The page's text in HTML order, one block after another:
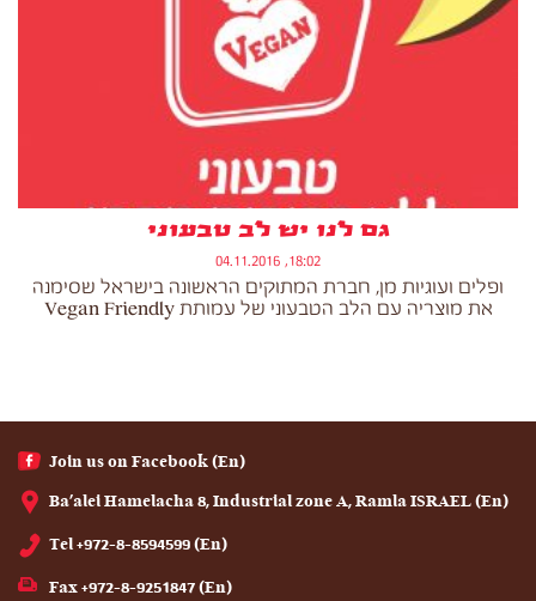
גם לנו יש לב טבעוני
18:02, 04.11.2016
ופלים ועוגיות מן, חברת המתוקים הראשונה בישראל שסימנה
את מוצריה עם הלב הטבעוני של עמותת Vegan Friendly
(En) Join us on Facebook
(En) Ba'alei Hamelacha 8, Industrial zone A, Ramla ISRAEL
(En) Tel +972-8-8594599
(En) Fax +972-8-9251847